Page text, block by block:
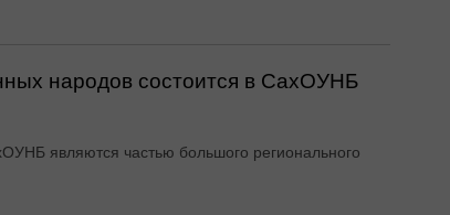
народов состоится в СахОУНБ
являются частью большого регионального